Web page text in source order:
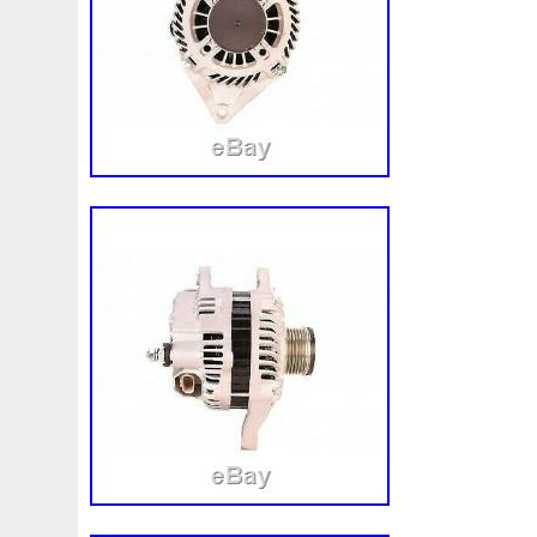
que vous remplacez. L’article illustré est
recevrez tel quel et n’inclura aucune
VEUILLEZ NOTER : De nombreux
pièces d’apparence similaire, mais avec
Veuillez vérifier qu’il s’adapte et est
modèle spécifique avant d’acheter. Le
Carrosserie. Mitsubishi ASX / caravane.
l’UE et il n’y aura pas de frais de
pour les commandes à l’intérieur de
pays de livraison est le Royaume-Uni,
l’Australie, la Thaïlande ou tout autre
l’article sera expédié avec une
la valeur totale déclarée. Il est de la
l’acheteur de dédouaner le colis par la
livraison après paiement. Estimations
pour le continent uniquement. Plus de